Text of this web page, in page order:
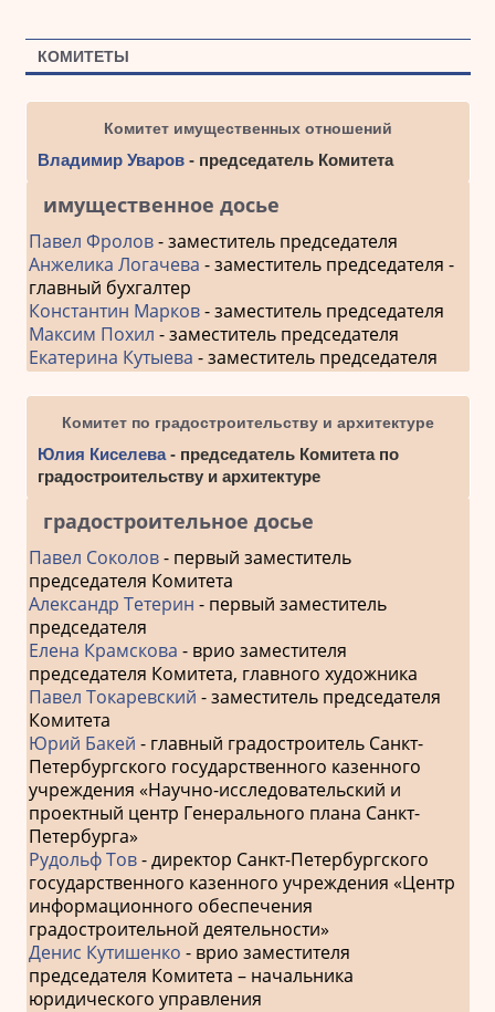
КОМИТЕТЫ
Комитет имущественных отношений
Владимир Уваров- председатель Комитета
имущественное досье
Павел Фролов- заместитель председателя
Анжелика Логачева - заместитель председателя -
главный бухгалтер
Константин Марков- заместитель председателя
Максим Похил - заместитель председателя
Екатерина Кутыева - заместитель председателя
Комитет по градостроительству и архитектуре
Юлия Киселева- председатель Комитета по
градостроительству и архитектуре
градостроительное досье
Павел Соколов- первый заместитель
председателя Комитета
Александр Тетерин - первый заместитель
председателя
Елена Крамскова - врио заместителя
председателя Комитета, главного художника
Павел Токаревский - заместитель председателя
Комитета
Юрий Бакей - главный градостроитель Санкт-
Петербургского государственного казенного
учреждения «Научно-исследовательский и
проектный центр Генерального плана Санкт-
Петербурга»
Рудольф Тов- директор Санкт-Петербургского
государственного казенного учреждения «Центр
информационного обеспечения
градостроительной деятельности»
Денис Кутишенко - врио заместителя
председателя Комитета – начальника
юридического управления